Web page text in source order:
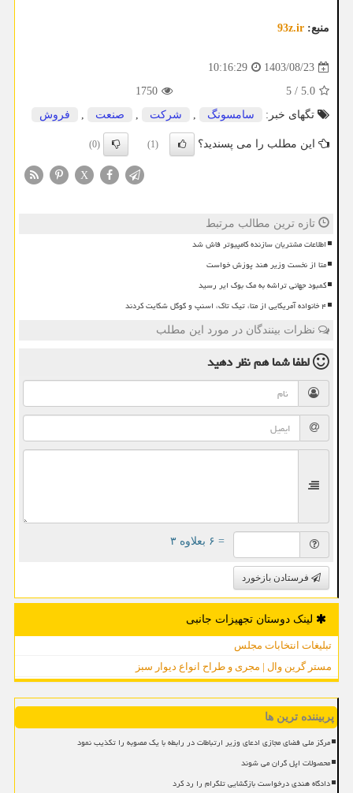
منبع: 93z.ir
1403/08/23
10:16:29
5.0
/
5
1750
تگهای خبر:
سامسونگ , شركت , صنعت , فروش
این مطلب را می پسندید؟ (1)
(0)
X
تازه ترین مطالب مرتبط
اطلاعات مشتریان سازنده کامپیوتر فاش شد
متا از نخست وزیر هند پوزش خواست
کمبود جهانی تراشه به مک بوک ایر رسید
۴ خانواده آمریکایی از متا، تیک تاک، اسنپ و گوگل شکایت کردند
نظرات بینندگان در مورد این مطلب
لطفا شما همنظر دهید
= ۶ بعلاوه ۳
فرستادن بازخورد
لینک دوستان تجهیزات جانبی
تبلیغات انتخابات مجلس
مستر گرین وال | مجری و طراح انواع دیوار سبز
پربیننده ترین ها
مرکز ملی فضای مجازی ادعای وزیر ارتباطات در رابطه با یک مصوبه را تکذیب نمود
محصولات اپل گران می شوند
دادگاه هندی درخواست بازگشایی تلگرام را رد کرد